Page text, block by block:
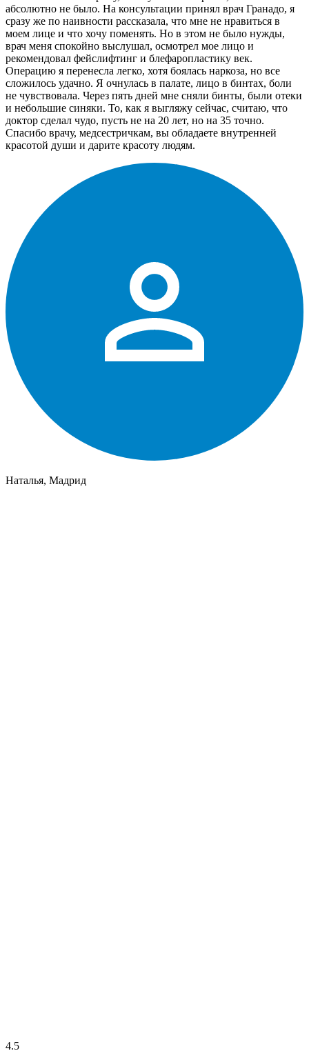
абсолютно не было. На консультации принял врач Гранадо, я
сразу же по наивности рассказала, что мне не нравиться в
моем лице и что хочу поменять. Но в этом не было нужды,
врач меня спокойно выслушал, осмотрел мое лицо и
рекомендовал фейслифтинг и блефаропластику век.
Операцию я перенесла легко, хотя боялась наркоза, но все
сложилось удачно. Я очнулась в палате, лицо в бинтах, боли
не чувствовала. Через пять дней мне сняли бинты, были отеки
и небольшие синяки. То, как я выгляжу сейчас, считаю, что
доктор сделал чудо, пусть не на 20 лет, но на 35 точно.
Спасибо врачу, медсестричкам, вы обладаете внутренней
красотой души и дарите красоту людям.
Наталья, Мадрид
4.5